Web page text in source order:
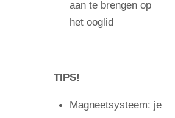
aan te brengen op
het ooglid
TIPS!
Magneetsysteem: je